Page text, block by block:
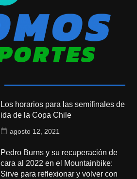
Los horarios para las semifinales de
ida de la Copa Chile
agosto 12, 2021
Pedro Burns y su recuperación de
cara al 2022 en el Mountainbike:
Sirve para reflexionar y volver con